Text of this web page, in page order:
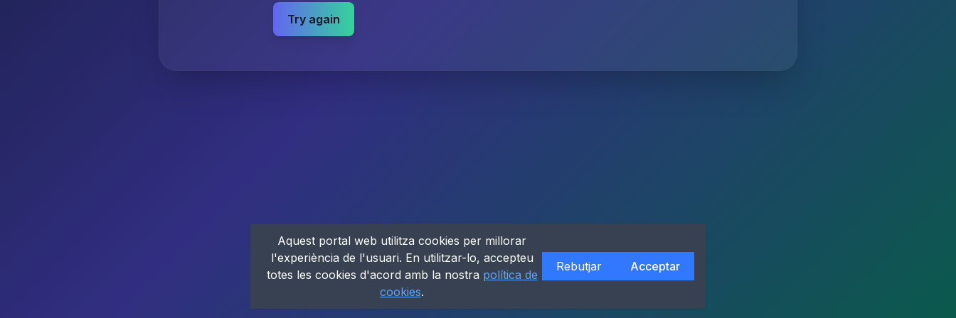
Try again
Aquest portal web utilitza cookies per millorar
l'experiència de l'usuari. En utilitzar-lo, accepteu
totes les cookies d'acord amb la nostra política de
cookies.
Rebutjar Acceptar